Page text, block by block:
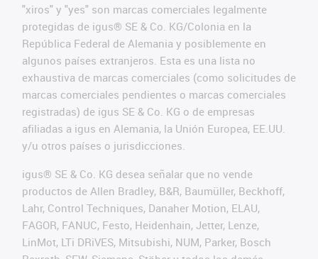
"xiros" y "yes" son marcas comerciales legalmente
protegidas de igus® SE & Co. KG/Colonia en la
República Federal de Alemania y posiblemente en
algunos países extranjeros. Esta es una lista no
exhaustiva de marcas comerciales (como solicitudes de
marcas comerciales pendientes o marcas comerciales
registradas) de igus SE & Co. KG o de empresas
afiliadas a igus en Alemania, la Unión Europea, EE.UU.
y/u otros países o jurisdicciones.
igus® SE & Co. KG desea señalar que no vende
productos de Allen Bradley, B&R, Baumüller, Beckhoff,
Lahr, Control Techniques, Danaher Motion, ELAU,
FAGOR, FANUC, Festo, Heidenhain, Jetter, Lenze,
LinMot, LTi DRiVES, Mitsubishi, NUM, Parker, Bosch